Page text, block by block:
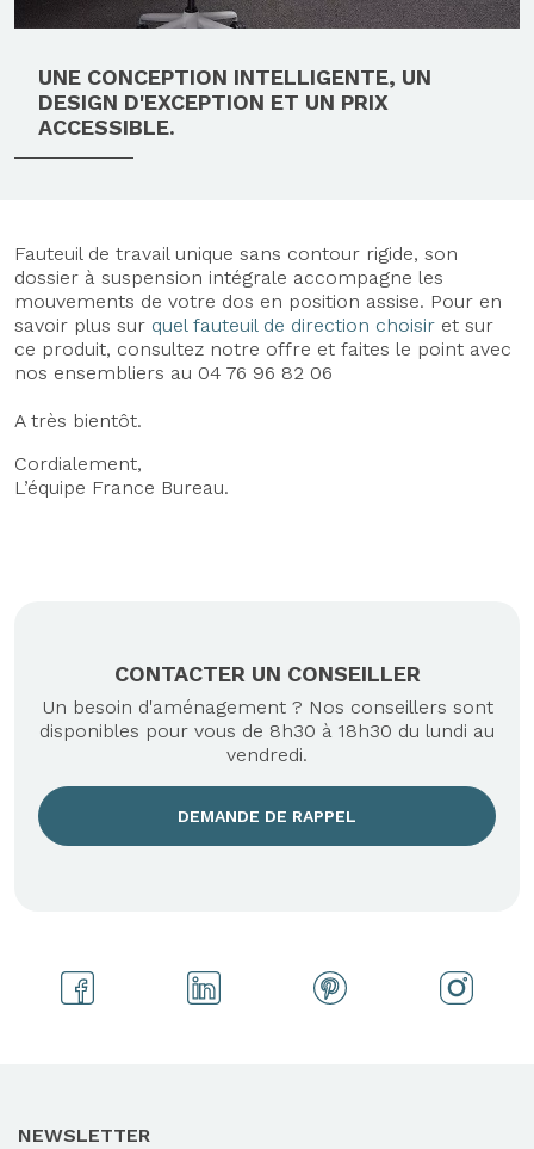
Axeptio consent
UNE CONCEPTION INTELLIGENTE, UN
DESIGN D'EXCEPTION ET UN PRIX
ACCESSIBLE.
Fauteuil de travail unique sans contour rigide, son
dossier à suspension intégrale accompagne les
mouvements de votre dos en position assise. Pour en
savoir plus sur quel fauteuil de direction choisir et sur
ce produit, consultez notre offre et faites le point avec
nos ensembliers au 04 76 96 82 06
A très bientôt.
Cordialement,
L’équipe France Bureau.
CONTACTER UN CONSEILLER
Un besoin d'aménagement ? Nos conseillers sont
disponibles pour vous de 8h30 à 18h30 du lundi au
vendredi.
DEMANDE DE RAPPEL
NEWSLETTER